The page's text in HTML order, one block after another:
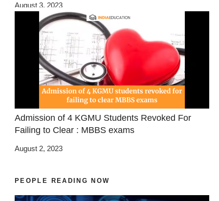
August 3, 2023
Admission of 4 KGMU Students Revoked For
Failing to Clear : MBBS exams
August 2, 2023
PEOPLE READING NOW